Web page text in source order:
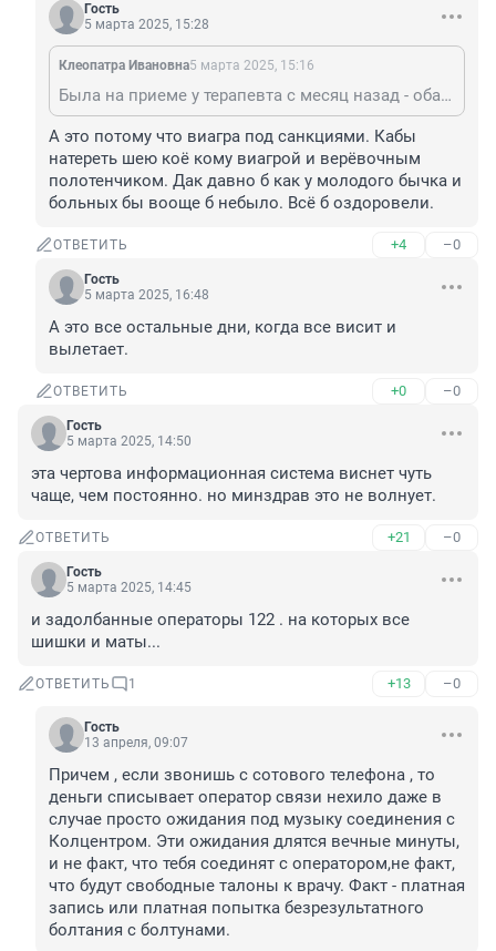
Гость
5 марта 2025, 15:28
Клеопатра Ивановна5 марта 2025, 15:16
Была на приеме у терапевта с месяц назад - оба раза тоже всё висело.
А это потому что виагра под санкциями. Кабы
натереть шею коё кому виагрой и верёвочным
полотенчиком. Дак давно б как у молодого бычка и
больных бы вооще б небыло. Всё б оздоровели.
ОТВЕТИТЬ +4 –0
Гость
5 марта 2025, 16:48
А это все остальные дни, когда все висит и
вылетает.
ОТВЕТИТЬ +0 –0
Гость
5 марта 2025, 14:50
эта чертова информационная система виснет чуть
чаще, чем постоянно. но минздрав это не волнует.
ОТВЕТИТЬ +21 –0
Гость
5 марта 2025, 14:45
и задолбанные операторы 122 . на которых все
шишки и маты...
ОТВЕТИТЬ 1 +13 –0
Гость
13 апреля, 09:07
Причем , если звонишь с сотового телефона , то
деньги списывает оператор связи нехило даже в
случае просто ожидания под музыку соединения с
Колцентром. Эти ожидания длятся вечные минуты,
и не факт, что тебя соединят с оператором,не факт,
что будут свободные талоны к врачу. Факт - платная
запись или платная попытка безрезультатного
болтания с болтунами.